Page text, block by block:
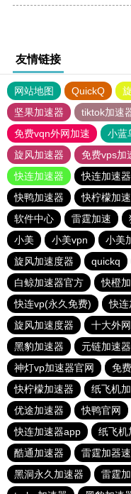
友情链接
网站地图 QuickQ
坚果加速器
tiktok加速
免费vqn外网加速
小蓝
旋风加速器
免费vps加
快连加速器
快连加速
快鸭加速器
快柠檬加
软件中心
雷霆加速
小美
小美vpn 小美
旋风加速度器
quickq
白鲸加速器官方
快橙
快连vp(永久免费)
快
旋风加速度器
十大外
黑豹加速器
元链加速器
神灯vp加速器官网
免
快柠檬加速器
纸飞机
优途加速器
快鸭官网
快连加速器app
纸飞机
酷通加速器
雷霆加器速
黑洞永久加速器
雷霆